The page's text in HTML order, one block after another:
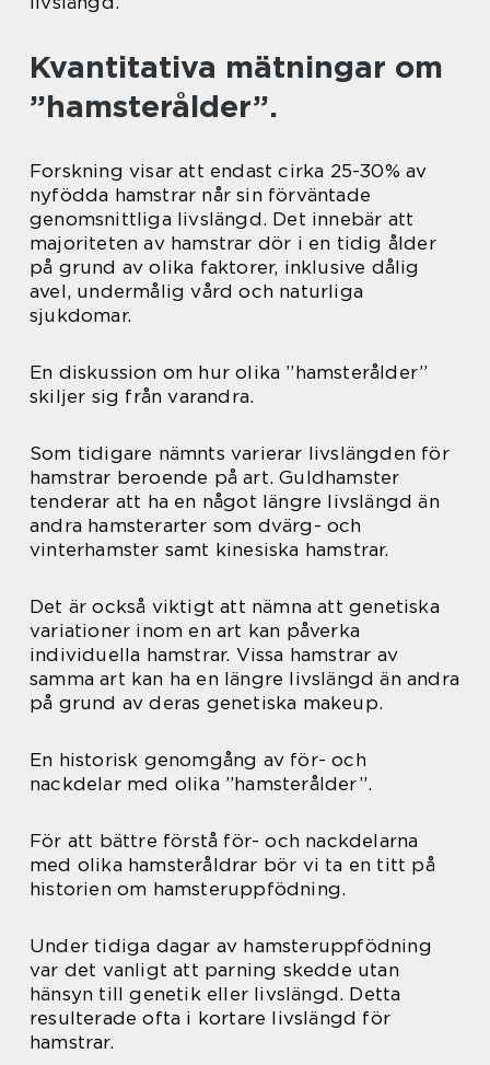
Kvantitativa mätningar om
”hamsterålder”.
Forskning visar att endast cirka 25-30% av
nyfödda hamstrar når sin förväntade
genomsnittliga livslängd. Det innebär att
majoriteten av hamstrar dör i en tidig ålder
på grund av olika faktorer, inklusive dålig
avel, undermålig vård och naturliga
sjukdomar.
En diskussion om hur olika ”hamsterålder”
skiljer sig från varandra.
Som tidigare nämnts varierar livslängden för
hamstrar beroende på art. Guldhamster
tenderar att ha en något längre livslängd än
andra hamsterarter som dvärg- och
vinterhamster samt kinesiska hamstrar.
Det är också viktigt att nämna att genetiska
variationer inom en art kan påverka
individuella hamstrar. Vissa hamstrar av
samma art kan ha en längre livslängd än andra
på grund av deras genetiska makeup.
En historisk genomgång av för- och
nackdelar med olika ”hamsterålder”.
För att bättre förstå för- och nackdelarna
med olika hamsteråldrar bör vi ta en titt på
historien om hamsteruppfödning.
Under tidiga dagar av hamsteruppfödning
var det vanligt att parning skedde utan
hänsyn till genetik eller livslängd. Detta
resulterade ofta i kortare livslängd för
hamstrar.